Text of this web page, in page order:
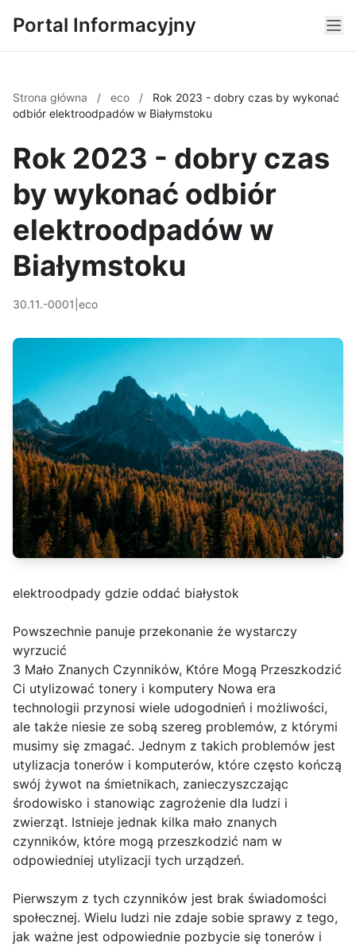
Portal Informacyjny
Strona główna / eco /
Rok 2023 - dobry czas by wykonać
odbiór elektroodpadów w Białymstoku
Rok 2023 - dobry czas
by wykonać odbiór
elektroodpadów w
Białymstoku
30.11.-0001 eco
elektroodpady gdzie oddać białystok
Powszechnie panuje przekonanie że wystarczy
wyrzucić
3 Mało Znanych Czynników, Które Mogą Przeszkodzić
Ci utylizować tonery i komputery Nowa era
technologii przynosi wiele udogodnień i możliwości,
ale także niesie ze sobą szereg problemów, z którymi
musimy się zmagać. Jednym z takich problemów jest
utylizacja tonerów i komputerów, które często kończą
swój żywot na śmietnikach, zanieczyszczając
środowisko i stanowiąc zagrożenie dla ludzi i
zwierząt. Istnieje jednak kilka mało znanych
czynników, które mogą przeszkodzić nam w
odpowiedniej utylizacji tych urządzeń.
Pierwszym z tych czynników jest brak świadomości
społecznej. Wielu ludzi nie zdaje sobie sprawy z tego,
jak ważne jest odpowiednie pozbycie się tonerów i